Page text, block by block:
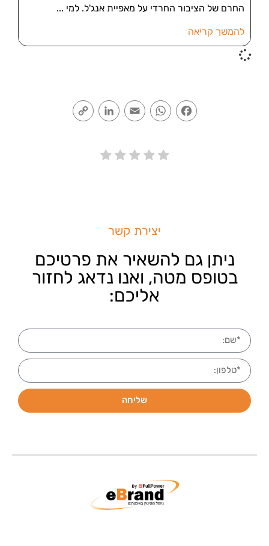
החרם של הציבור החרדי על מאפיית אנג'ל. למי
להמשך קריאה
Facebook
WhatsApp
Email
LinkedIn
יצירת קשר
ניתן גם להשאיר את פרטיכם
בטופס מטה, ואנו נדאג לחזור
אליכם:
שליחה